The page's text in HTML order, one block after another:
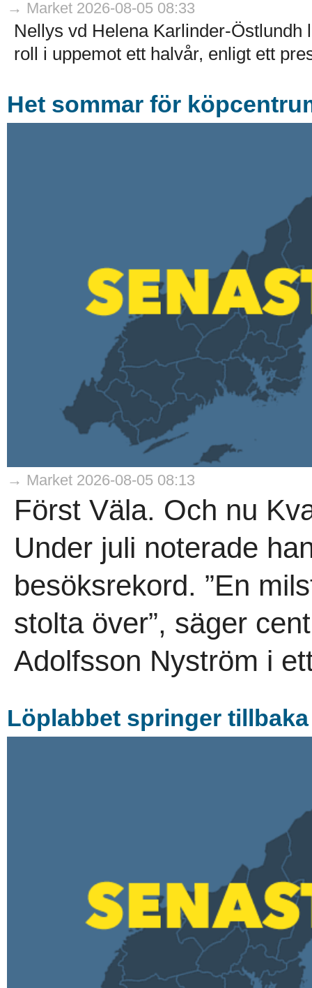
→ Market 2026-08-05 08:33
Nellys vd Helena Karlinder-
roll i uppemot ett halvår, enligt ett
Het sommar för
→ Market 2026-08-05 08:13
Först Väla. Och nu
Under juli noterade
besöksrekord. ”En
stolta över”, säger
Adolfsson Nyström i
Löplabbet springer